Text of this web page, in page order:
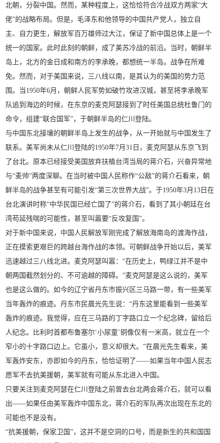
北朝，分裂中国。然而，某种程度上，这恰恰符合冷战双方两家“大
佬”的战略布局。但是，毛泽东和他领导的中国共产党人，独立自
主、自力更生，解放军百万雄师过大江，保证了新中国总体上是一个
统一的国家。此时此刻的朝鲜，成了美苏冷战的前沿。当时，朝鲜半
岛上，北方的金日成和南方的李承晚，都想统一半岛。战争在所难
免。然而，对于美国来说，三八线以南，是其认为的美国的势力范
围。当1950年6月，朝鲜人民军势如破竹攻进汉城，甚至将李承晚军
队追到海边的时候，在东京的麦克阿瑟接到了时任美国总统杜鲁门的
命令，组建“联合国军”，于朝鲜半岛的仁川登陆。
与中国东北接壤的朝鲜半岛上发生的战争，从一开始就与中国发生了
联系。美军尚未从仁川登陆的1950年7月31日，麦克阿瑟从东京飞到
了台北。原本已经接受美国放弃扶植台湾当局的蒋介石，兴奋异常地
与“麦帅”两度深聊。在当时被中国人民称作“公敌”的蒋介石看来，朝
鲜半岛的战争甚至有可能引发“第三次世界大战”。于1950年3月13日在
台北演讲时称“中华民国已经亡国了”的蒋介石，看到了其小朝廷在台
湾苟延残喘的可能性，甚至叫嚣要“反攻复国”。
对于新中国来说，中国人民解放军刚完成了解放海南岛的渡海作战，
正在摸索更艰巨的跨越台海作战的本领。可朝鲜战争开始以后，美军
迅速越过三八线北进。麦克阿瑟叫嚣：“在历史上，鸭绿江并不是中
朝两国截然划分的、不可逾越的障碍。”麦克阿瑟是这么说的，美军
也是这么做的。如今的辽宁省丹东市振兴区三马路一带，有一些美军
当年轰炸的痕迹。丹东市民晨光先生说：“丹东这里能看到一些美军
轰炸的痕迹。我觉得，应在三马路的丁字路口立一个纪念碑，留给后
人纪念。比利时首都布鲁塞尔‘小尿童’铜像仅有一米高，就立在一个
窄小的十字路口边上。它虽小，意义却很大。”在晨光先生看来，美
军轰炸安东，亦即如今的丹东，恰恰证明了——如果当年中国人民志
愿军不去抗美援朝，美军就有可能从东北进入中国。
只要关注到麦克阿瑟在仁川登陆之前曾去台北两会蒋介石，就可以看
出——如果任由美军轰炸中国东北，蒋介石的军队再次出现在东北的
可能也不是没有。
“抗美援朝，保家卫国”，这并不是空洞的口号，而是新生的共和国国